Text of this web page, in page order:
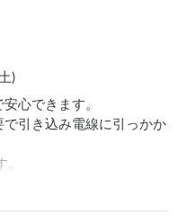
)
心できます。
引き込み電線に引っかか
停めました。